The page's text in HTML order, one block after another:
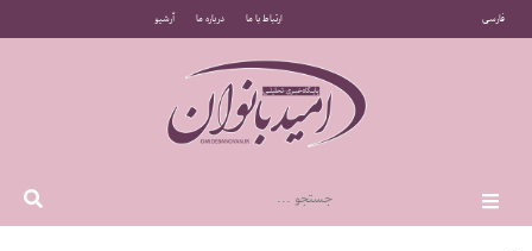
فارسی ارتباط با ما درباره ما آرشیو